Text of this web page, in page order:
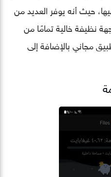
حيث أنه يوفر العديد من
نظيفة خالية تمامًا من
مجاني بالإضافة إلى